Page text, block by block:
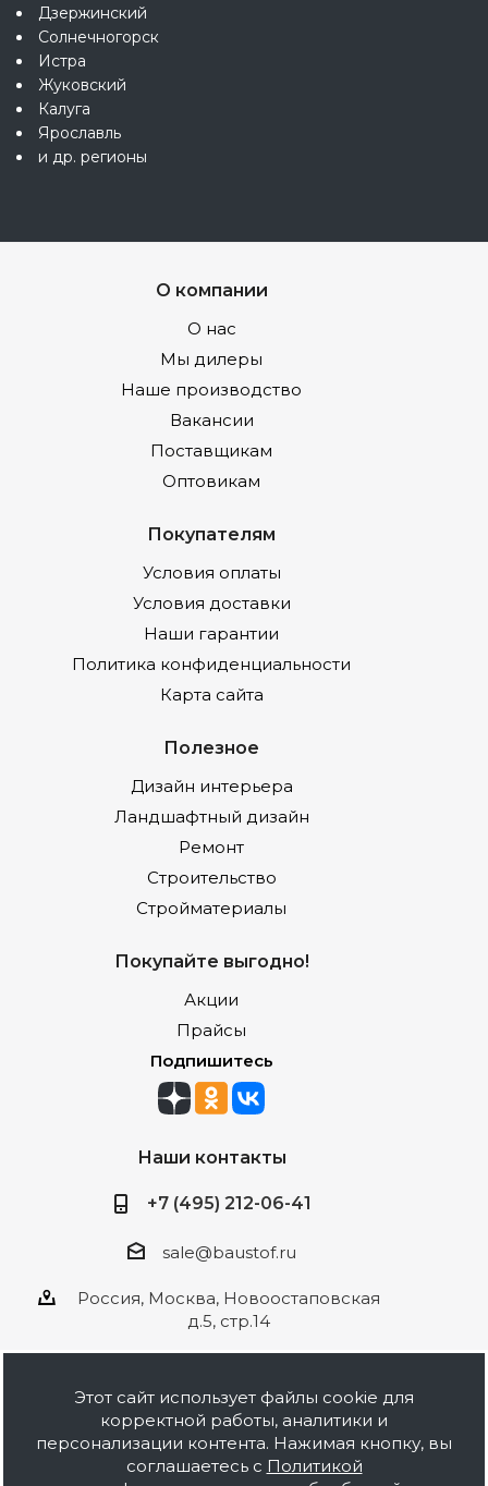
Дзержинский
Солнечногорск
Истра
Жуковский
Калуга
Ярославль
и др. регионы
О компании
О нас
Мы дилеры
Наше производство
Вакансии
Поставщикам
Оптовикам
Покупателям
Условия оплаты
Условия доставки
Наши гарантии
Политика конфиденциальности
Карта сайта
Полезное
Дизайн интерьера
Ландшафтный дизайн
Ремонт
Строительство
Стройматериалы
Покупайте выгодно!
Акции
Прайсы
Подпишитесь
Наши контакты
+7 (495) 212-06-41
sale@baustof.ru
Россия, Москва, Новоостаповская
д.5, стр.14
2026 © ООО Баустов. Собственное
производство лакокрасочной продукции,
оптовая и розничная продажа строительных
Этот сайт использует файлы cookie для
корректной работы, аналитики и
персонализации контента. Нажимая кнопку, вы
соглашаетесь с Политикой